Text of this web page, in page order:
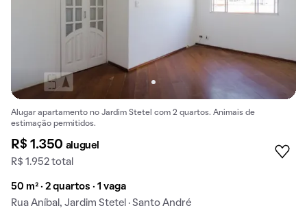
Alugar apartamento no Jardim Stetel com 2 quartos. Animais de
estimação permitidos.
R$ 1.350 aluguel
R$ 1.952 total
50 m² · 2 quartos · 1 vaga
Rua Aníbal, Jardim Stetel · Santo André